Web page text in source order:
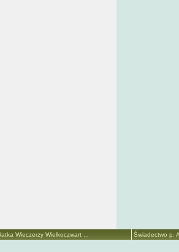
Wieczerzy Wielkoczwart ... Świadectwo p.